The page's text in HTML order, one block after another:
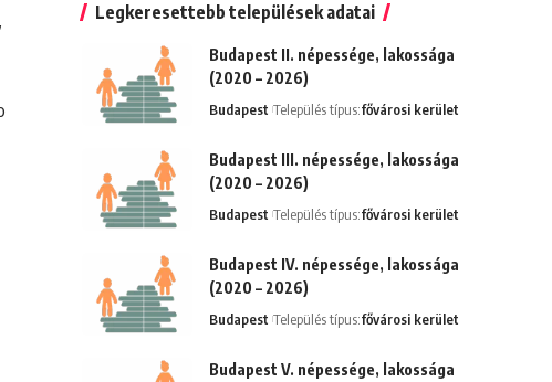
Legkeresettebb települések adatai
Budapest II. népessége, lakossága
(2020 – 2026)
Budapest Település típus:fővárosi kerület
Budapest III. népessége, lakossága
(2020 – 2026)
Budapest Település típus:fővárosi kerület
Budapest IV. népessége, lakossága
(2020 – 2026)
Budapest Település típus:fővárosi kerület
Budapest V. népessége, lakossága